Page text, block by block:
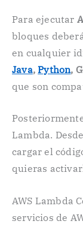
Para ejecutar
bloques
en cualquier
Java,Python,
que son
Lambda.
cargar el
quieras
AWS Lambda
servicios de